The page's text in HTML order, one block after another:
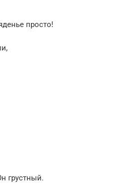
просто!
грустный.